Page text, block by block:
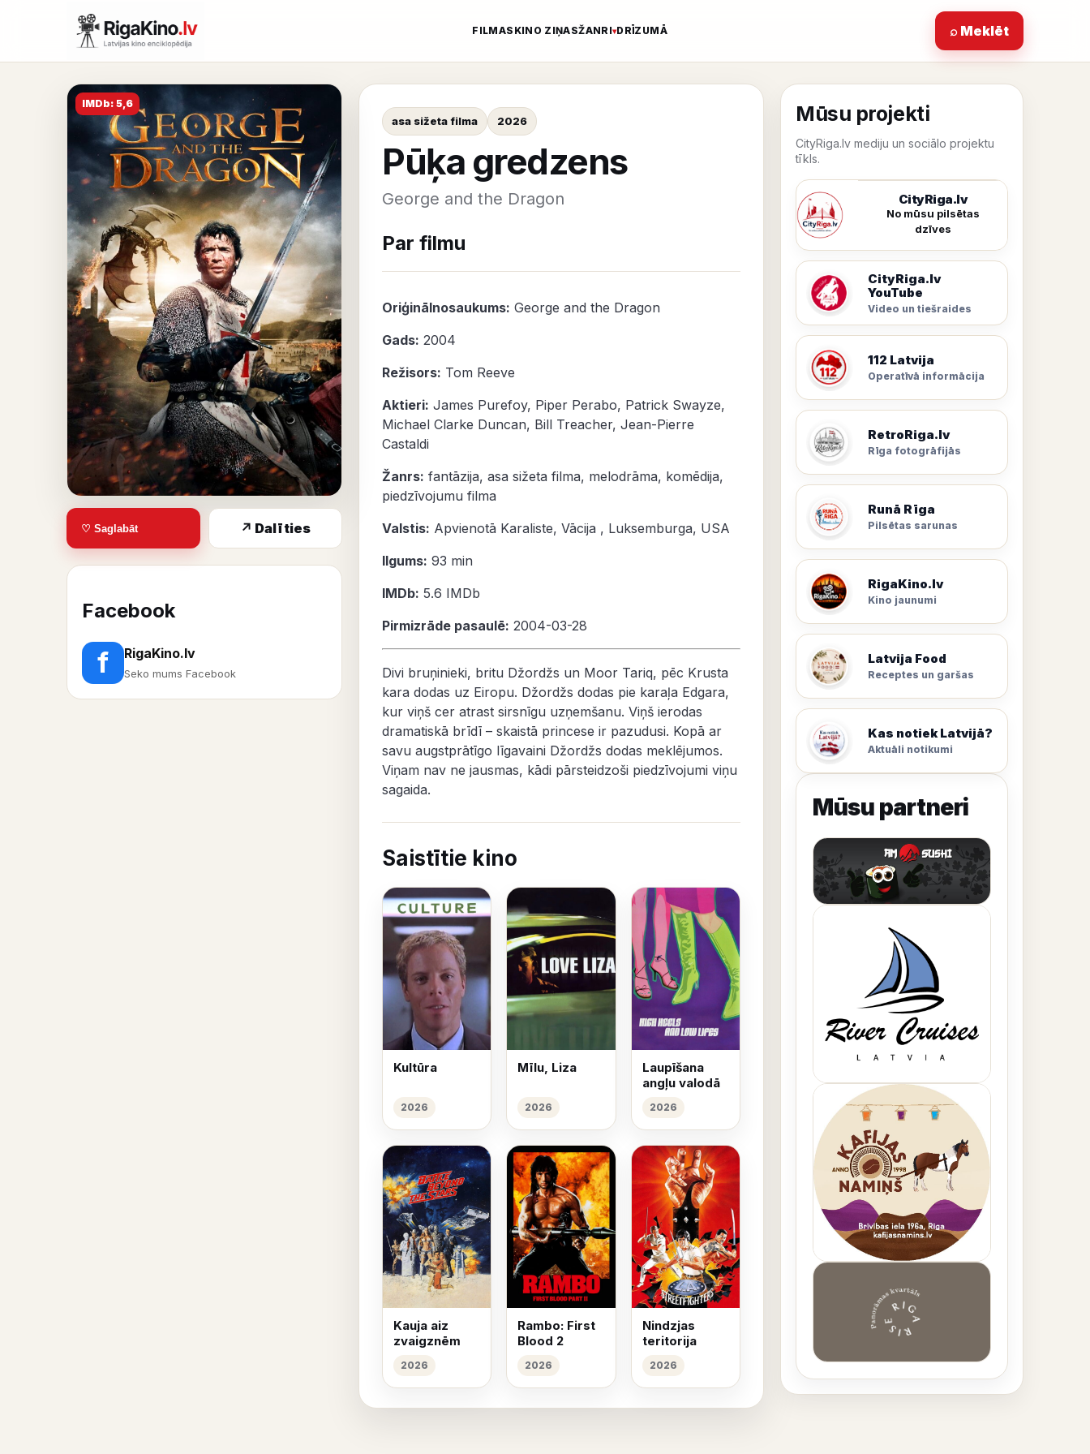
FILMAS KINO ZIŅASŽANRI DRĪZUMĀ ⌕ Meklēt
IMDb: 5,6
♡ Saglabāt ↗ Dalīties
Facebook
f RigaKino.lv
Seko mums Facebook
asa sižeta filma 2026
Pūķa gredzens
George and the Dragon
Par filmu
Oriģinālnosaukums: George and the Dragon
Gads: 2004
Režisors: Tom Reeve
Aktieri: James Purefoy, Piper Perabo, Patrick Swayze,
Michael Clarke Duncan, Bill Treacher, Jean-Pierre
Castaldi
Žanrs: fantāzija, asa sižeta filma, melodrāma, komēdija,
piedzīvojumu filma
Valstis: Apvienotā Karaliste, Vācija , Luksemburga, USA
Ilgums: 93 min
IMDb: 5.6 IMDb
Pirmizrāde pasaulē: 2004-03-28
Divi bruņinieki, britu Džordžs un Moor Tariq, pēc Krusta
kara dodas uz Eiropu. Džordžs dodas pie karaļa Edgara,
kur viņš cer atrast sirsnīgu uzņemšanu. Viņš ierodas
dramatiskā brīdī – skaistā princese ir pazudusi. Kopā ar
savu augstprātīgo līgavaini Džordžs dodas meklējumos.
Viņam nav ne jausmas, kādi pārsteidzoši piedzīvojumi viņu
sagaida.
Saistītie kino
Kultūra
2026
Mīlu, Liza
2026
Laupīšana
angļu valodā
2026
Kauja aiz
zvaigznēm
2026
Rambo: First
Blood 2
2026
Nindzjas
teritorija
2026
Mūsu projekti
CityRiga.lv mediju un sociālo projektu
tīkls.
CityRiga.lv
No mūsu pilsētas
dzīves
CityRiga.lv
YouTube
Video un tiešraides
112 Latvija
Operatīvā informācija
RetroRiga.lv
Rīga fotogrāfijās
Runā Rīga
Pilsētas sarunas
RigaKino.lv
Kino jaunumi
Latvija Food
Receptes un garšas
Kas notiek Latvijā?
Aktuāli notikumi
Mūsu partneri